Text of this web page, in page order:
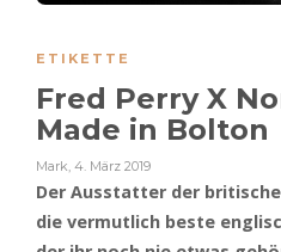
ETIKETTE
Fred Perry X
Made in Bolton
Mark, 4. März 2019
Der Ausstatter der
die vermutlich beste